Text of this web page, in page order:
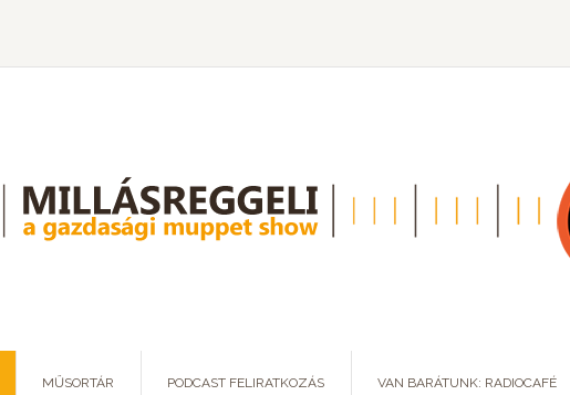
MŰSORTÁR PODCAST FELIRATKOZÁS VAN BARÁTUNK: RADIOCAFÉ